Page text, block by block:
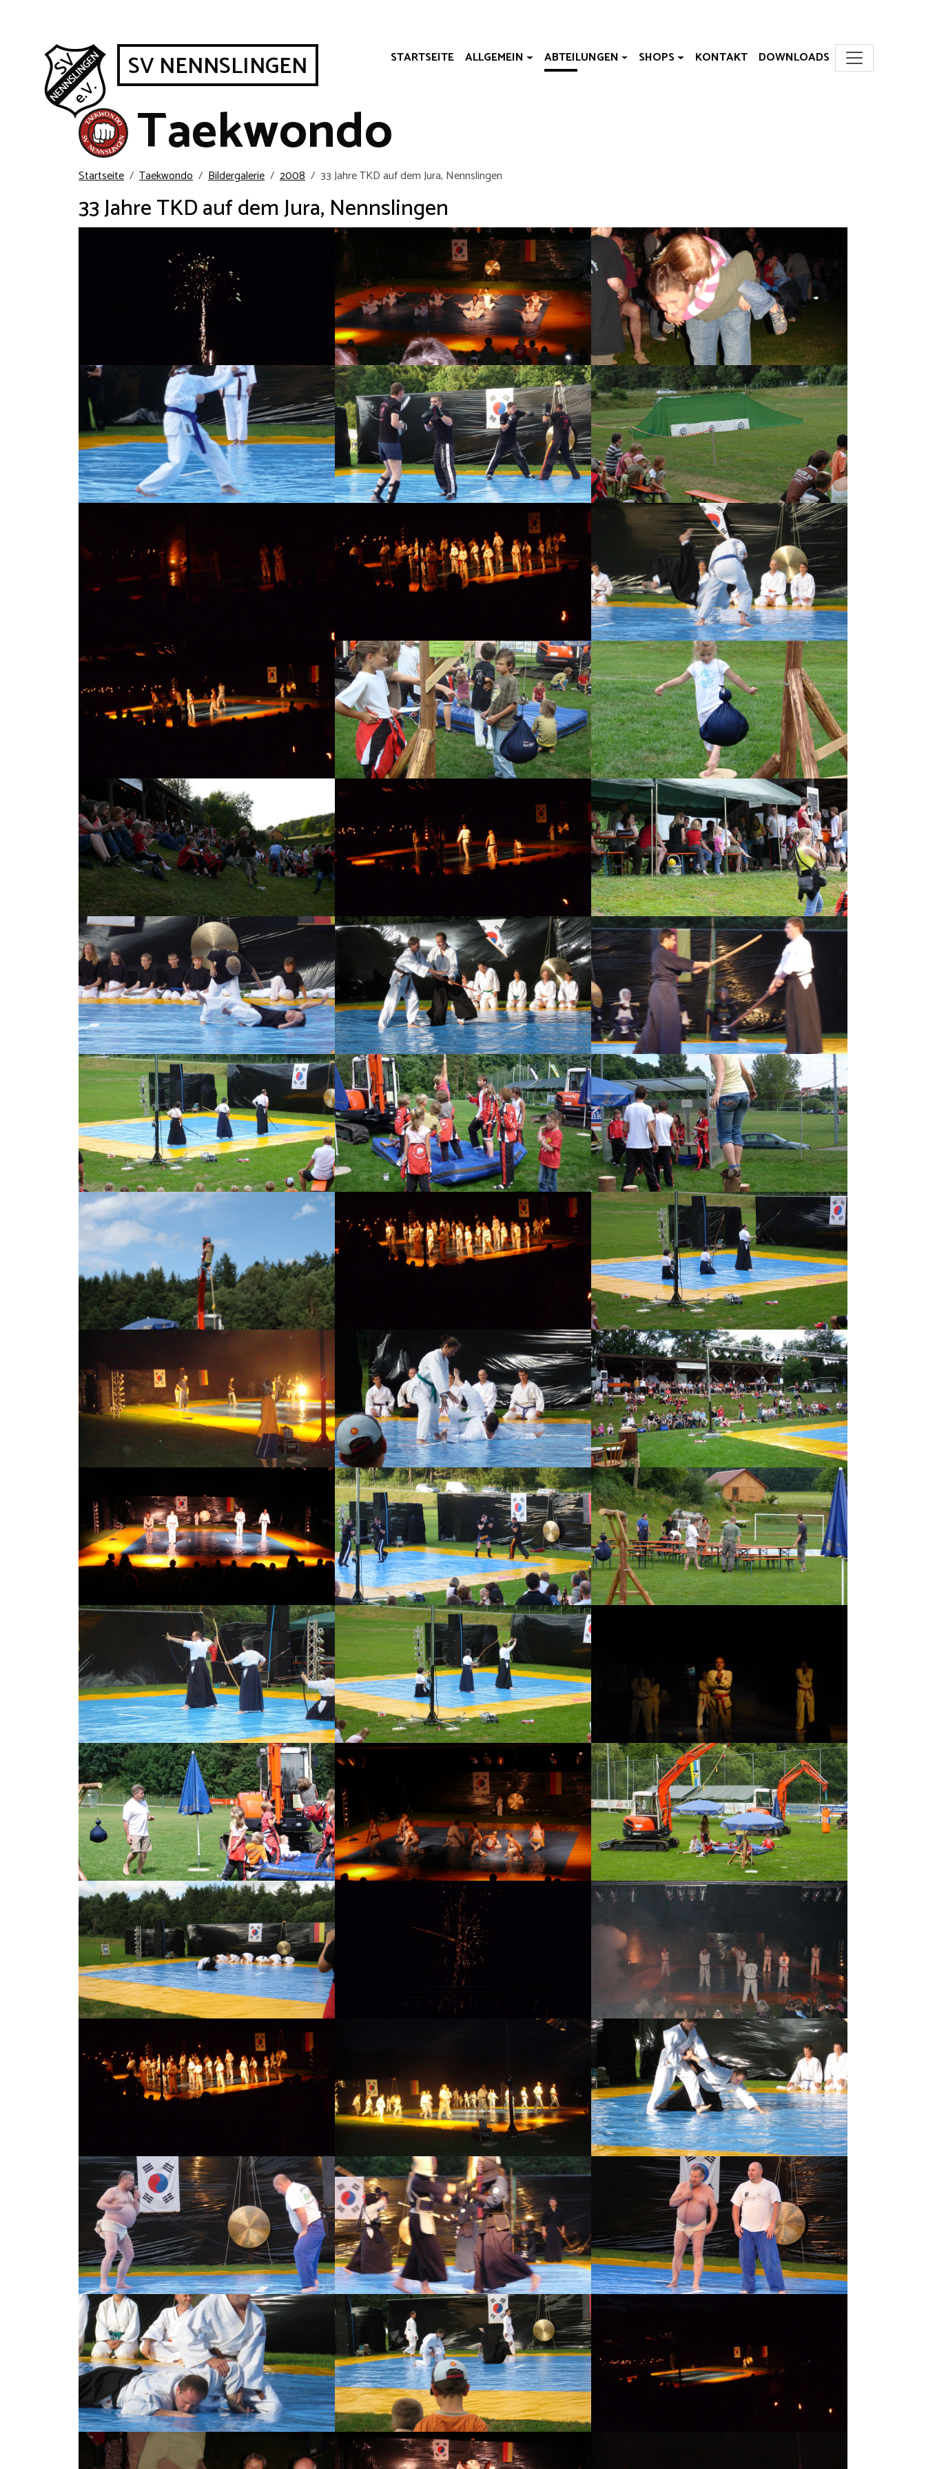
SV NENNSLINGEN STARTSEITE ALLGEMEIN ABTEILUNGEN SHOPS KONTAKT DOWNLOADS
Taekwondo
Startseite Taekwondo Bildergalerie 2008 33 Jahre TKD auf dem Jura, Nennslingen
33 Jahre TKD auf dem Jura, Nennslingen